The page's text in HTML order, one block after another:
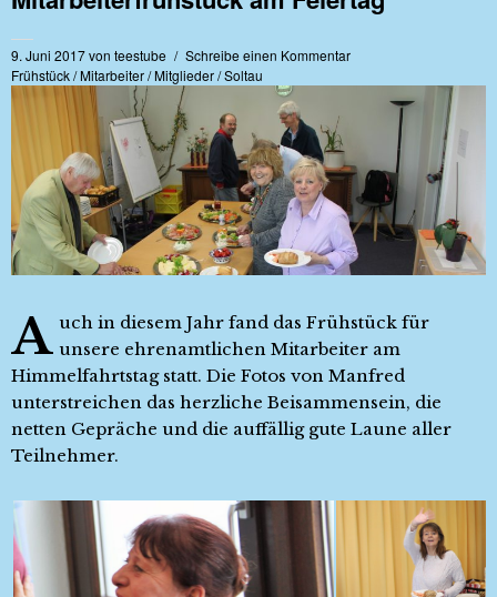
9. Juni 2017von teestube
Schreibe einen Kommentar
Frühstück/Mitarbeiter/Mitglieder/Soltau
A uch in diesem Jahr fand das Frühstück für
unsere ehrenamtlichen Mitarbeiter am
Himmelfahrtstag statt. Die Fotos von Manfred
unterstreichen das herzliche Beisammensein, die
netten Gepräche und die auffällig gute Laune aller
Teilnehmer.